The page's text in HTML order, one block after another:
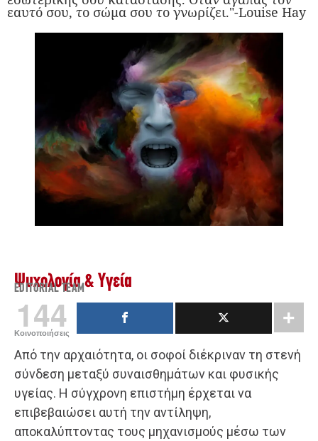
εαυτό σου, το σώμα σου το γνωρίζει."-Louise Hay
Ψυχολογία & Υγεία
EDITORIAL TEAM
144
Κοινοποιήσεις
Από την αρχαιότητα, οι σοφοί διέκριναν τη στενή
σύνδεση μεταξύ συναισθημάτων και φυσικής
υγείας. Η σύγχρονη επιστήμη έρχεται να
επιβεβαιώσει αυτή την αντίληψη,
αποκαλύπτοντας τους μηχανισμούς μέσω των